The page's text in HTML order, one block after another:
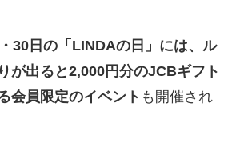
30日の「LINDAの日」には、ル
が出ると2,000円分のJCBギフト
会員限定のイベント も開催され